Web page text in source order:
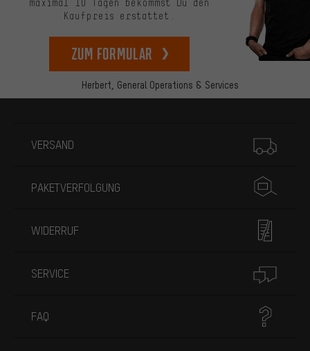
Herbert, General Operations & Services
maximal 10 Tagen bekommst Du den
Kaufpreis erstattet.
zum Formular
VERSAND
PAKETVERFOLGUNG
WIDERRUF
SERVICE
FAQ